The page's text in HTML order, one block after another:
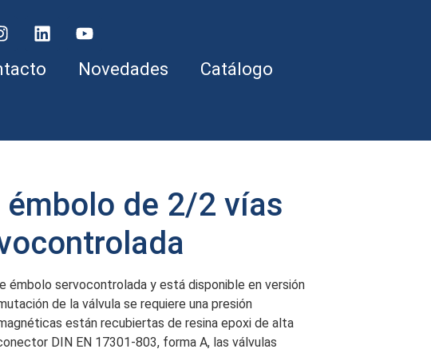
Novedades
Catálogo
émbolo de 2/2 vías
émbolo servocontrolada y está disponible en versión
de la válvula se requiere una presión
están recubiertas de resina epoxi de alta
DIN EN 17301-803, forma A, las válvulas